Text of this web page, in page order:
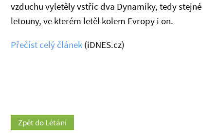
vzduchu vyletěly vstříc dva Dynamiky, tedy stejné
letouny, ve kterém letěl kolem Evropy i on.
Přečíst celý článek (iDNES.cz)
Zpět do Létání